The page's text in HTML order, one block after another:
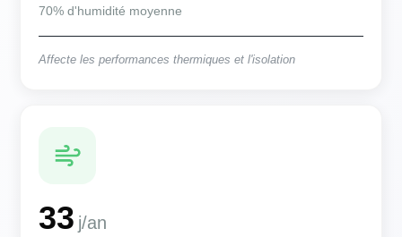
70% d'humidité moyenne
Affecte les performances thermiques et l'isolation
33 j/an